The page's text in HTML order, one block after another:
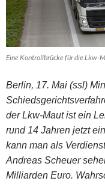
Eine Kontrollbrücke für die Lkw-
Berlin, 17. Mai (ssl)
der Lkw-Maut ist ein
rund 14 Jahren jetzt
kann man als
Andreas Scheuer
Milliarden Euro.